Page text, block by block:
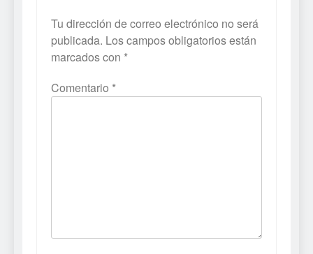
Tu dirección de correo electrónico no será
publicada. Los campos obligatorios están
marcados con *
Comentario *